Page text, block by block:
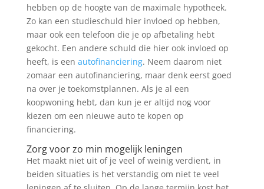
hebben op de hoogte van de maximale hypotheek.
Zo kan een studieschuld hier invloed op hebben,
maar ook een telefoon die je op afbetaling hebt
gekocht. Een andere schuld die hier ook invloed op
heeft, is een autofinanciering. Neem daarom niet
zomaar een autofinanciering, maar denk eerst goed
na over je toekomstplannen. Als je al een
koopwoning hebt, dan kun je er altijd nog voor
kiezen om een nieuwe auto te kopen op
financiering.
Zorg voor zo min mogelijk leningen
Het maakt niet uit of je veel of weinig verdient, in
beiden situaties is het verstandig om niet te veel